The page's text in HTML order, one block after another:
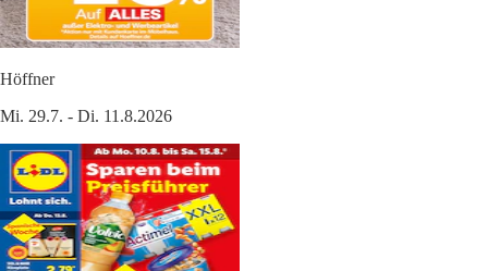
Höffner
Mi. 29.7. - Di. 11.8.2026